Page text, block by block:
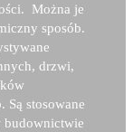
Można je
sposób.
drzwi,
Są stosowane
budownictwie